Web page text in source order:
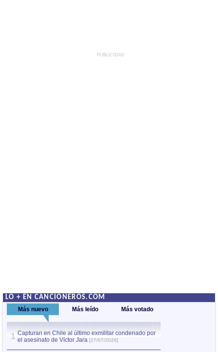
PUBLICIDAD
LO + EN CANCIONEROS.COM
Más nuevo Más leído Más votado
1 Capturan en Chile al último exmilitar condenado por
el asesinato de Víctor Jara [27/07/2026]